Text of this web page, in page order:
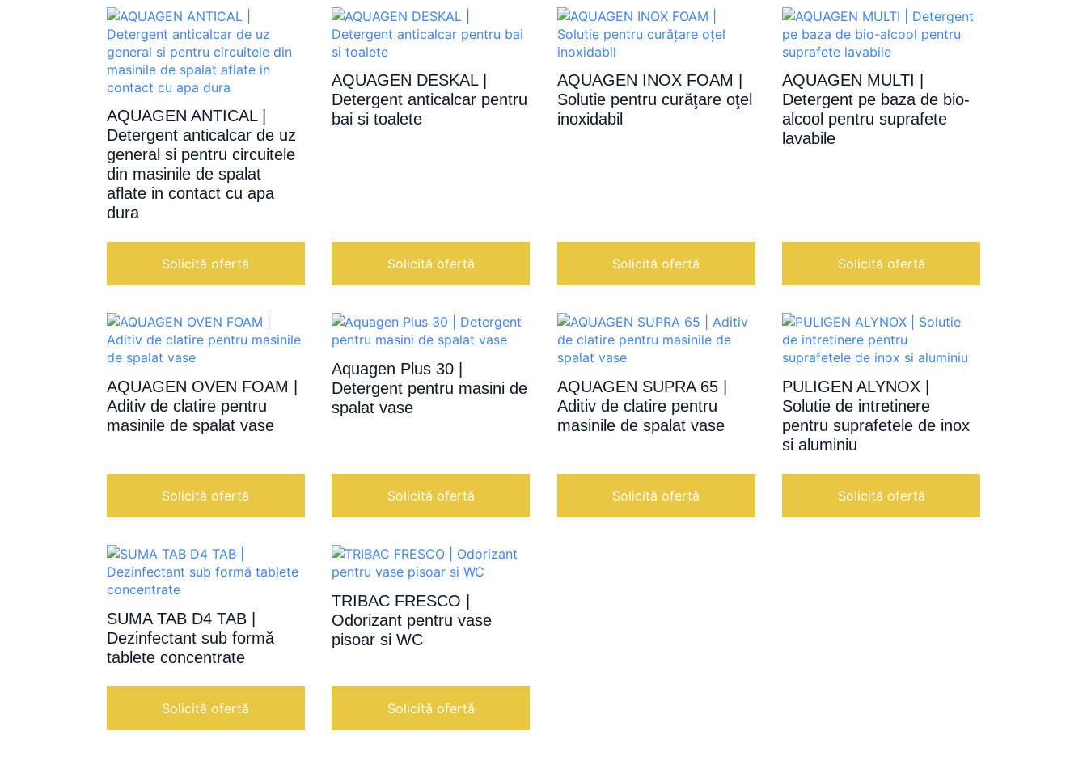
AQUAGEN ANTICAL |
Detergent anticalcar de uz
general si pentru circuitele
din masinile de spalat
aflate in contact cu apa
dura
Solicită ofertă
AQUAGEN DESKAL |
Detergent anticalcar pentru
bai si toalete
Solicită ofertă
AQUAGEN INOX FOAM |
Solutie pentru curăţare oţel
inoxidabil
Solicită ofertă
AQUAGEN MULTI |
Detergent pe baza de bio-
alcool pentru suprafete
lavabile
Solicită ofertă
AQUAGEN OVEN FOAM |
Aditiv de clatire pentru
masinile de spalat vase
Solicită ofertă
Aquagen Plus 30 |
Detergent pentru masini de
spalat vase
Solicită ofertă
AQUAGEN SUPRA 65 |
Aditiv de clatire pentru
masinile de spalat vase
Solicită ofertă
PULIGEN ALYNOX |
Solutie de intretinere
pentru suprafetele de inox
si aluminiu
Solicită ofertă
SUMA TAB D4 TAB |
Dezinfectant sub formă
tablete concentrate
Solicită ofertă
TRIBAC FRESCO |
Odorizant pentru vase
pisoar si WC
Solicită ofertă